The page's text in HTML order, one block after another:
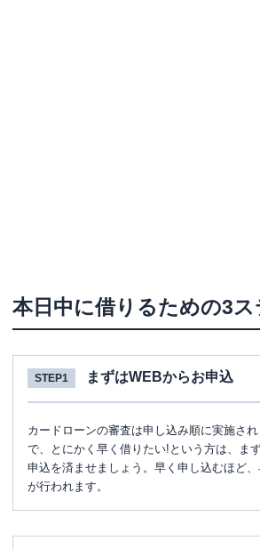
本日中に借りるための3
STEP1 まずはWEBからお申込
カードローンの審査は申し込み順に実施さ
で、とにかく早く借りたい!という方は、ま
申込を済ませましょう。早く申し込むほど
が行われます。